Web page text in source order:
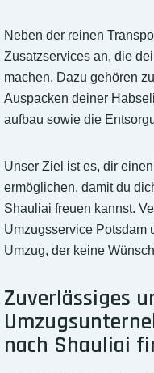
Neben der reinen
Zusatzservices an, die
machen. Dazu gehören
Auspacken deiner
aufbau sowie die
Unser Ziel ist es, dir
ermöglichen, damit du
Shauliai freuen kannst.
Umzugsservice Potsdam
Umzug, der keine
Zuverlässiges
nach Shauliai